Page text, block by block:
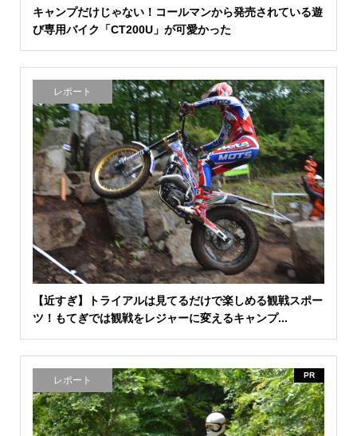
キャンプだけじゃない！コールマンから発売されている遊
び専用バイク「CT200U」が可愛かった
レポート
【近すぎ】トライアルは見てるだけで楽しめる観戦スポー
ツ！もてぎでは観戦をレジャーに変えるキャンプ...
レポート PR